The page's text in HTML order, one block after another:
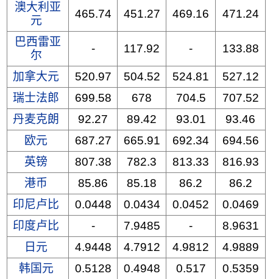
澳大利亚
元
465.74 451.27 469.16 471.24
巴西雷亚
尔
- 117.92 - 133.88
加拿大元 520.97 504.52 524.81
527.12
瑞士法郎
699.58 678 704.5
707.52
丹麦克朗
92.27 89.42 93.01
93.46
欧元
687.27 665.91 692.34
694.56
英镑
807.38 782.3 813.33
816.93
港币
85.86 85.18 86.2
86.2
印尼卢比
0.0448 0.0434 0.0452
0.0469
印度卢比
- 7.9485 -
8.9631
日元
4.9448 4.7912 4.9812
4.9889
韩国元
0.5128 0.4948 0.517 0.5359